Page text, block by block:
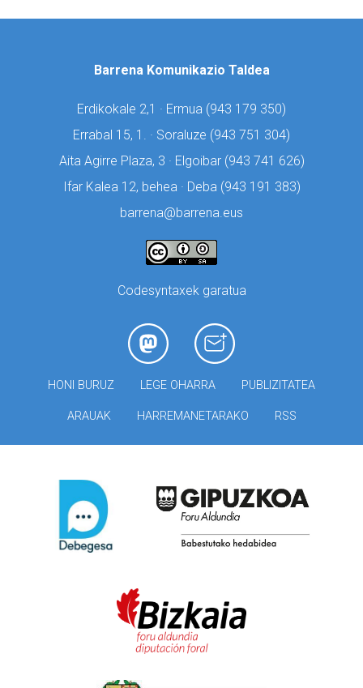
Barrena Komunikazio Taldea
Erdikokale 2,1 · Ermua (943 179 350)
Errabal 15, 1. · Soraluze (943 751 304)
Aita Agirre Plaza, 3 · Elgoibar (943 741 626)
Ifar Kalea 12, behea · Deba (943 191 383)
barrena@barrena.eus
Codesyntaxek garatua
HONI BURUZ LEGE OHARRA PUBLIZITATEA
ARAUAK HARREMANETARAKO RSS